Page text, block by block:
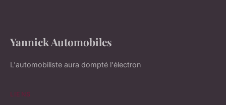
Yannick Automobiles
L'automobiliste aura dompté l'électron
LIENS